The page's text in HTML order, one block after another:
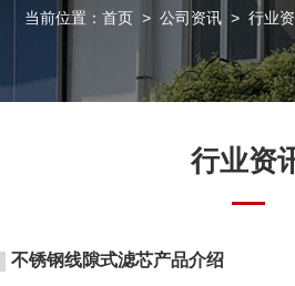
当前位置：首页 >公司资讯 >行业
行业资
不锈钢线隙式滤芯产品介绍